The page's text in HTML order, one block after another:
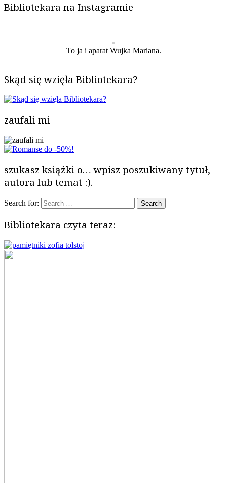
Bibliotekara na Instagramie
To ja i aparat Wujka Mariana.
Skąd się wzięła Bibliotekara?
zaufali mi
szukasz książki o… wpisz poszukiwany tytuł,
autora lub temat :).
Search for:
Bibliotekara czyta teraz: